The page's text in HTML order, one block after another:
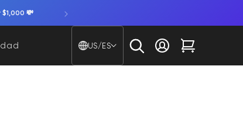
💸
País/región - Idioma
US/ES
Iniciar sesión
Carrito